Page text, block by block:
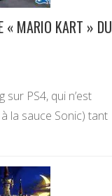
« MARIO KART » DU
PS4, qui n’est
la sauce Sonic) tant